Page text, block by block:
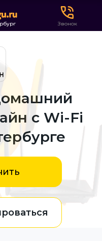
Звонок
с Wi-Fi